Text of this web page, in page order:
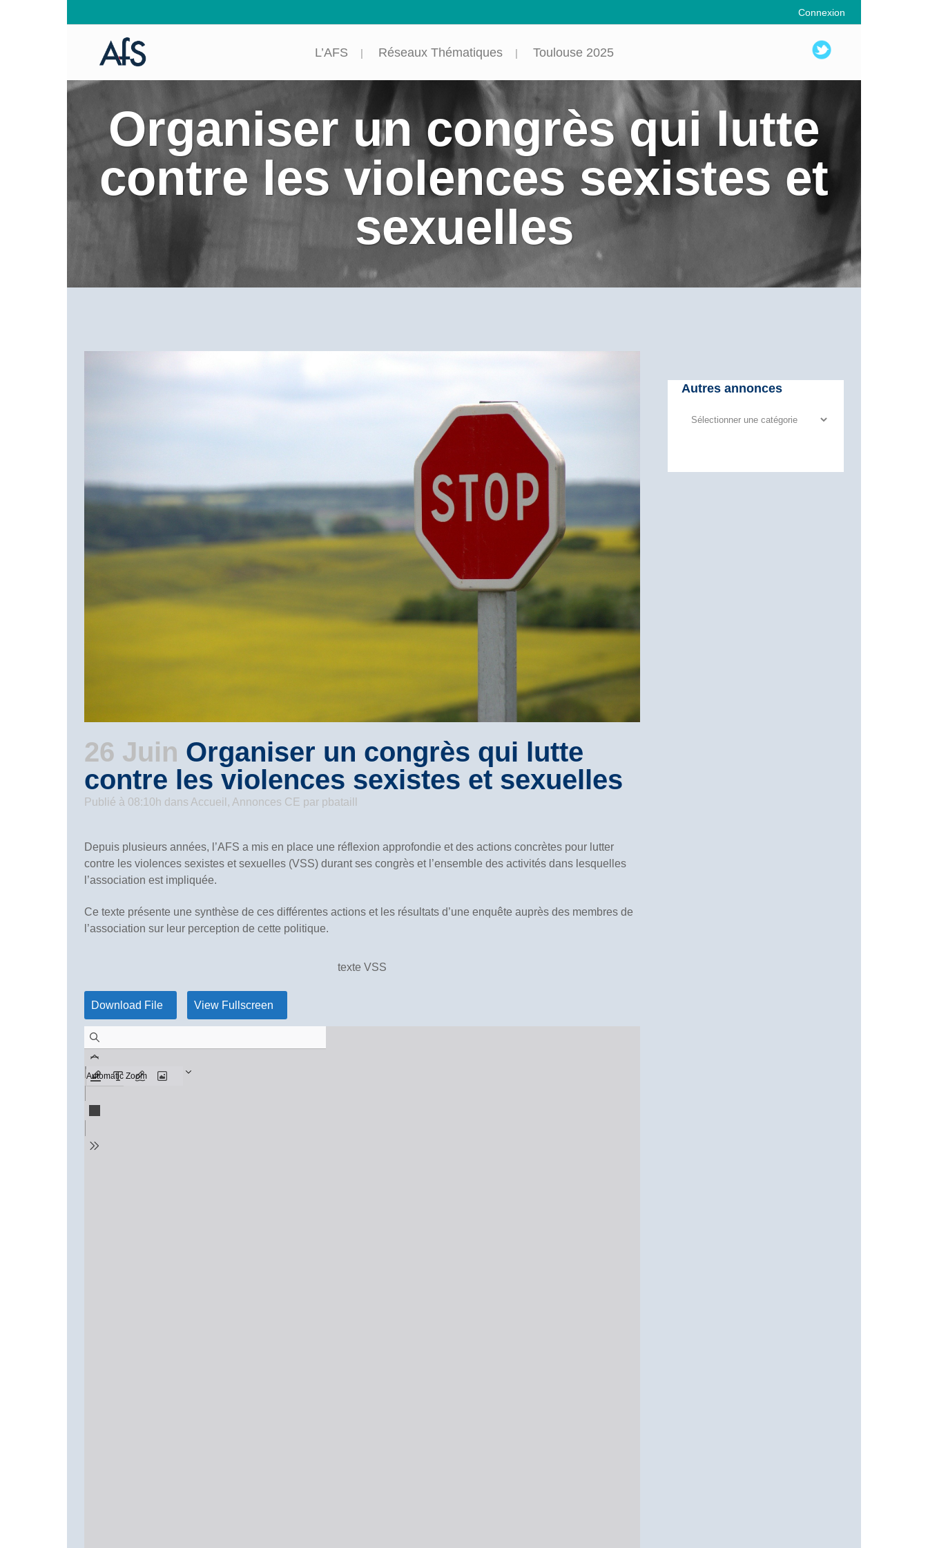
Connexion
L’AFS Réseaux Thématiques Toulouse 2025
Organiser un congrès qui lutte
contre les violences sexistes et
sexuelles
26 Juin Organiser un congrès qui lutte
contre les violences sexistes et sexuelles
Publié à 08:10h dans Accueil , Annonces CE par pbataill
Depuis plusieurs années, l’AFS a mis en place une réflexion approfondie et des actions concrètes pour lutter
contre les violences sexistes et sexuelles (VSS) durant ses congrès et l’ensemble des activités dans lesquelles
l’association est impliquée.
Ce texte présente une synthèse de ces différentes actions et les résultats d’une enquête auprès des membres de
l’association sur leur perception de cette politique.
texte VSS
Download File View Fullscreen
Autres annonces
Autres